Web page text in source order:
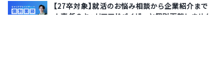
【27卒対象】就活のお悩み相談から企業紹介まで
★専任のキャリアアドバイザーと個別面談しません